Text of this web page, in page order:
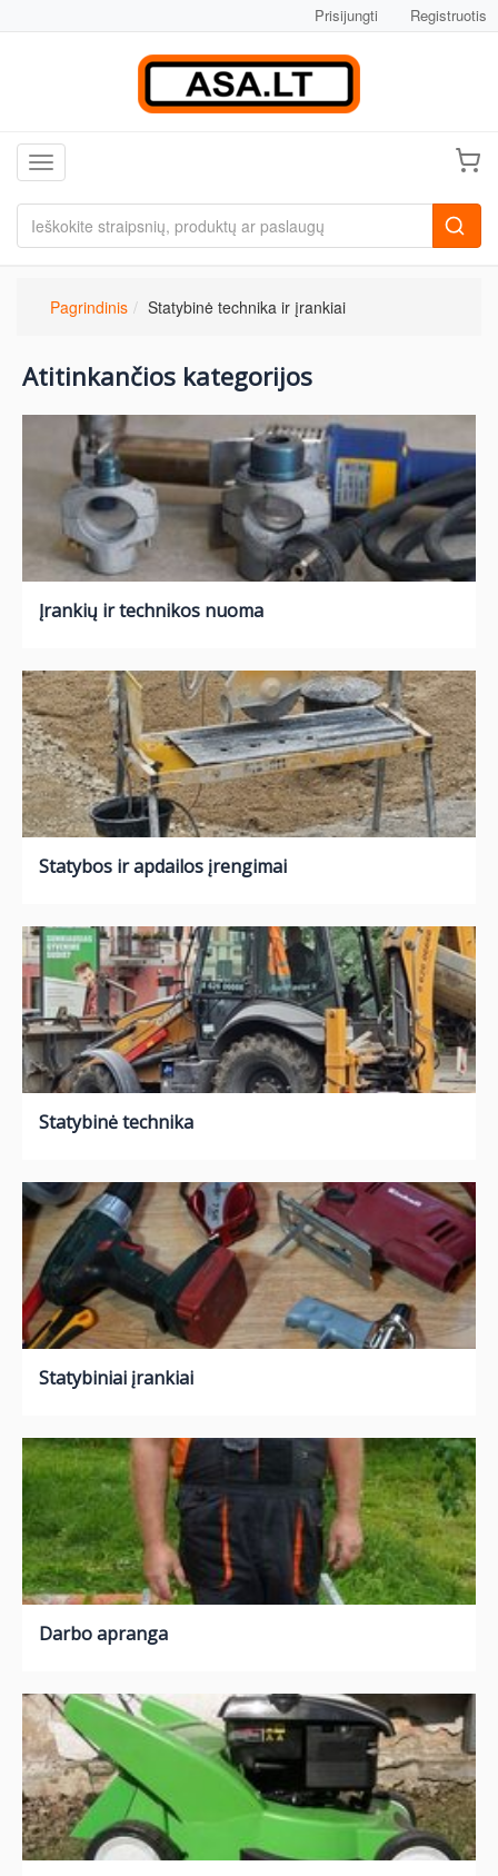
Prisijungti Registruotis
Toggle navigation
Pagrindinis Statybinė technika ir įrankiai
Atitinkančios kategorijos
Įrankių ir technikos nuoma
Statybos ir apdailos įrengimai
Statybinė technika
Statybiniai įrankiai
Darbo apranga